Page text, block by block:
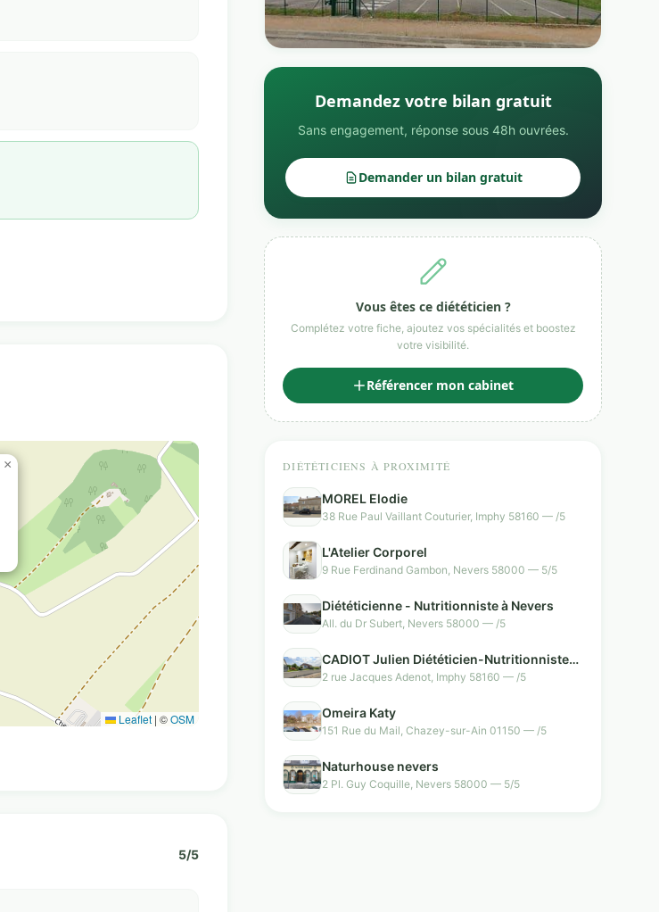
×
Leaflet | ©OSM
5/5
Demandez votre bilan gratuit
Sans engagement, réponse sous 48h ouvrées.
Demander un bilan gratuit
Vous êtes ce diététicien ?
Complétez votre fiche, ajoutez vos spécialités et boostez
votre visibilité.
Référencer mon cabinet
DIÉTÉTICIENS À PROXIMITÉ
MOREL Elodie
38 Rue Paul Vaillant Couturier, Imphy 58160 — /5
L'Atelier Corporel
9 Rue Ferdinand Gambon, Nevers 58000 — 5/5
Diététicienne - Nutritionniste à Nevers
All. du Dr Subert, Nevers 58000 — /5
CADIOT Julien Diététicien-Nutritionniste
IMPHY
2 rue Jacques Adenot, Imphy 58160 — /5
Omeira Katy
151 Rue du Mail, Chazey-sur-Ain 01150 — /5
Naturhouse nevers
2 Pl. Guy Coquille, Nevers 58000 — 5/5